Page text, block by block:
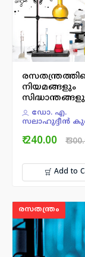
നിയമങ്ങളും
ഡോ. എ.
സലാഹുദ്ദീന്‍
₹ 240.00 ₹
Add to
രസതന്ത്രം